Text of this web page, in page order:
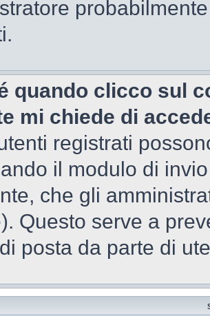
quando clicco sul
mi chiede di
registrati
il modulo di
che gli
Questo serve a
posta da parte di